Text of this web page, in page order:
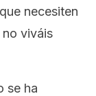
necesiten
no viváis
se ha